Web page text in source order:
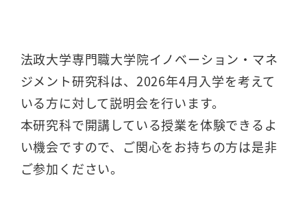
法政大学専門職大学院イノベーション・マネ
ジメント研究科は、2026年4月入学を考えて
いる方に対して説明会を行います。
本研究科で開講している授業を体験できるよ
い機会ですので、ご関心をお持ちの方は是非
ご参加ください。